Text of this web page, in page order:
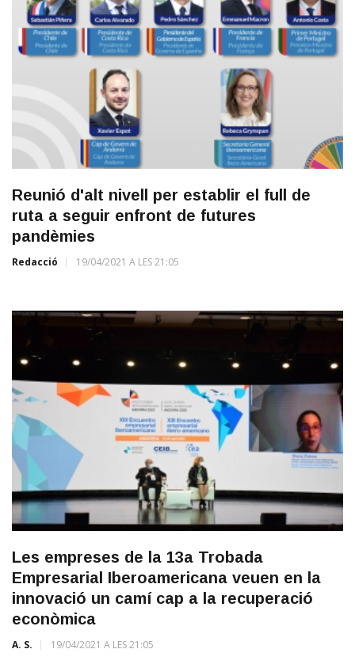
Reunió d'alt nivell per establir el full de
ruta a seguir enfront de futures
pandèmies
Redacció 19/04/2021 A LES 21:05
Les empreses de la 13a Trobada
Empresarial Iberoamericana veuen en la
innovació un camí cap a la recuperació
econòmica
A. S. 19/04/2021 A LES 21:05